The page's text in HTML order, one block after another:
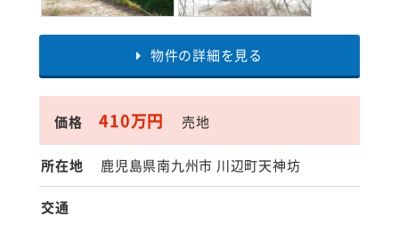
物件の詳細を見る
価格 410万円 売地
所在地 鹿児島県南九州市 川辺町天神坊
交通